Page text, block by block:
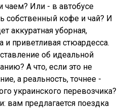
чаем? Или - в автобусе
собственный кофе и чай? И
аккуратная уборная,
приветливая стюардесса.
об идеальной
А что, если это не
а реальность, точнее -
украинского перевозчика?
вам предлагается поездка